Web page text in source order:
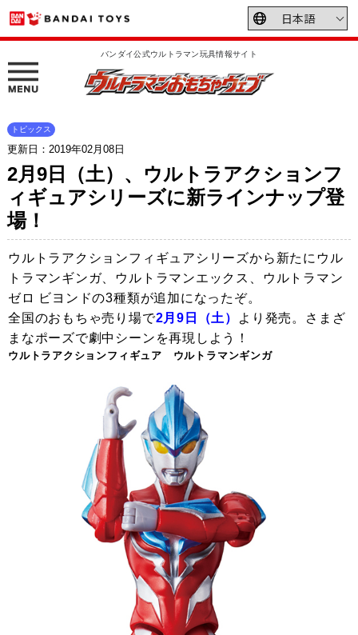
バンダイ公式ウルトラマン玩具情報サイト
更新日：2019年02月08日
トピックス
2月9日（土）、ウルトラアクションフ
ィギュアシリーズに新ラインナップ登
場！
ウルトラアクションフィギュアシリーズから新たにウル
トラマンギンガ、ウルトラマンエックス、ウルトラマン
ゼロ ビヨンドの3種類が追加になったぞ。
全国のおもちゃ売り場で2月9日（土）
より発売。さまざ
まなポーズで劇中シーンを再現しよう！
ウルトラアクションフィギュア ウルトラマンギンガ